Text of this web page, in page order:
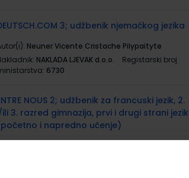
3; udžbenik njemačkog jezika
Neuner Vicente Cristache Pilypaityte
NAKLADA LJEVAK d.o.o.
Registarski broj
6730
NOUS 2; udžbenik za francuski jezik, 2.
3. razred gimnazija, prvi i drugi strani jezik
i napredno učenje)